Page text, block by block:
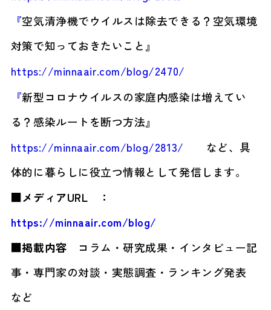
『空気清浄機でウイルスは除去できる？空気環境
対策で知っておきたいこと』
https://minnaair.com/blog/2470/
『新型コロナウイルスの家庭内感染は増えてい
る？感染ルートを断つ方法』
https://minnaair.com/blog/2813/ など、具
体的に暮らしに役立つ情報として発信します。
■メディアURL ：
https://minnaair.com/blog/
■掲載内容
コラム・研究成果・インタビュー記
事・専門家の対談・実態調査・ランキング発表
など